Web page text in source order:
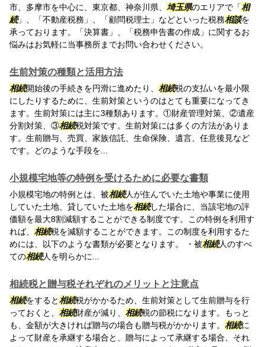
市、多摩市を中心に、東京都、神奈川県、 埼玉県のエリアで「相
続」、「不動産税務」、「顧問税理士」などといった税務相談を
承っております。「決算書」、「税務申告書の作成」に関するお
悩みはお気軽に当事務所までお問い合わせください。
生前対策の種類と活用方法
相続開始後の手続きを円滑に進めたり、 相続税の支払いを最小限
にしたりするために、生前対策というのはとても重要になってき
ます。生前対策には主に3種類あります。①財産管理対策、②遺産
分割対策、③相続税対策です。生前対策には多くの方法がありま
す。生前贈与、売買、家族信託、生命保険、遺言、任意後見など
です。どのような手段を...
小規模宅地等の特例を受けるために必要な書類
小規模宅地の特例とは、被相続人が住んでいた土地や事業に使用
していた土地、貸していた土地を相続した場合に、当該宅地の評
価額を最大8割減額することができる制度です。この特例を利用す
れば、 相続税を減額することができます。この制度を利用するた
めには、以下のような書類が必要となります。 ・被相続人のすべ
ての相続人を明らかに...
相続税と贈与税それぞれのメリットと注意点
相続をすると相続税がかかるため、生前対策として生前贈与を行
っておくと、 相続財産が減り、 相続税の節税になります。もっと
も、金額が大きければ贈与の場合も贈与税がかかります。 相続に
よって財産を承継する場合と、贈与によって承継する場合、それ